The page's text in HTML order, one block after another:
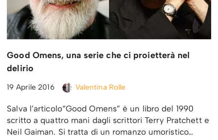
Good Omens, una serie che ci proietterà nel
delirio
19 Aprile 2016 Valentina Rolle
Salva l’articolo“Good Omens” è un libro del 1990
scritto a quattro mani dagli scrittori Terry Pratchett e
Neil Gaiman. Si tratta di un romanzo umoristico…